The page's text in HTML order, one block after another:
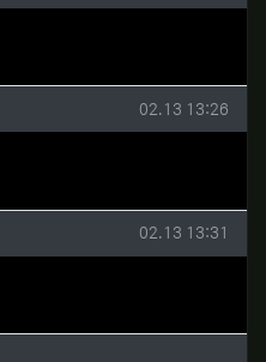
작성일
02.13 13:26
글 작성일
02.13 13:31